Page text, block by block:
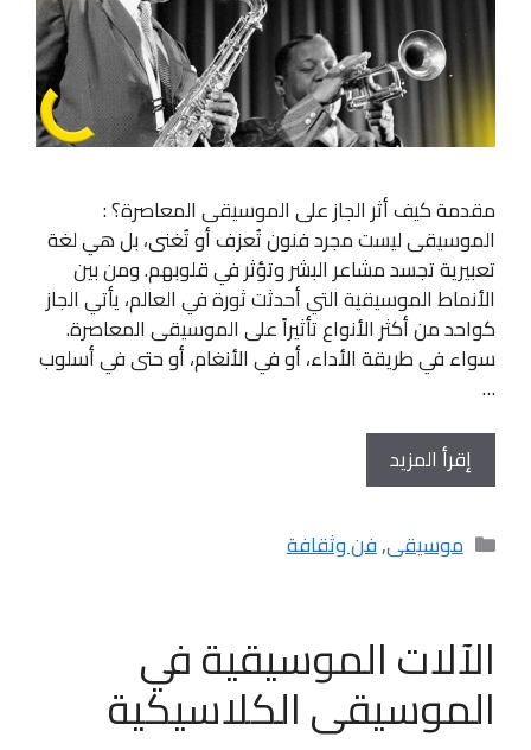
مقدمة كيف أثر الجاز على الموسيقى المعاصرة؟ :
الموسيقى ليست مجرد فنون تُعزف أو تُغنى، بل هي لغة
تعبيرية تجسد مشاعر البشر وتؤثر في قلوبهم. ومن بين
الأنماط الموسيقية التي أحدثت ثورة في العالم، يأتي الجاز
كواحد من أكثر الأنواع تأثيراً على الموسيقى المعاصرة.
سواء في طريقة الأداء، أو في الأنغام، أو حتى في أسلوب
…
إقرأ المزيد
التصنيفات
موسيقى,فن وثقافة
الآلات الموسيقية في
الموسيقى الكلاسيكية